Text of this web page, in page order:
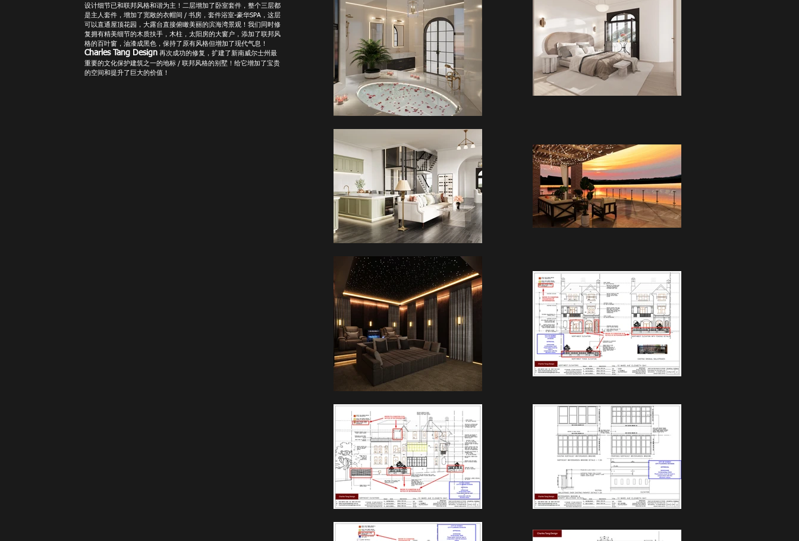
设计细节已和联邦风格和谐为主！二层增加了卧室套件，整个三层都
是主人套件，增加了宽敞的衣帽间 / 书房，套件浴室-豪华SPA，这层
可以直通屋顶花园，大露台直接俯瞰美丽的滨海湾景观！我们同时修
复拥有精美细节的木质扶手，木柱，太阳房的大窗户，添加了联邦风
格的百叶窗，油漆成黑色，保持了原有风格但增加了现代气息！
Charles Tang Design 再次成功的修复，扩建了新南威尔士州最
重要的文化保护建筑之一的地标 / 联邦风格的别墅！给它增加了宝贵
的空间和提升了巨大的价值！